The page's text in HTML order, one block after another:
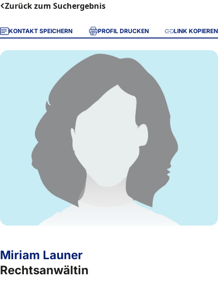
Zurück zum Suchergebnis
KONTAKT SPEICHERN PROFIL DRUCKEN LINK KOPIEREN
Miriam Launer
Rechtsanwältin